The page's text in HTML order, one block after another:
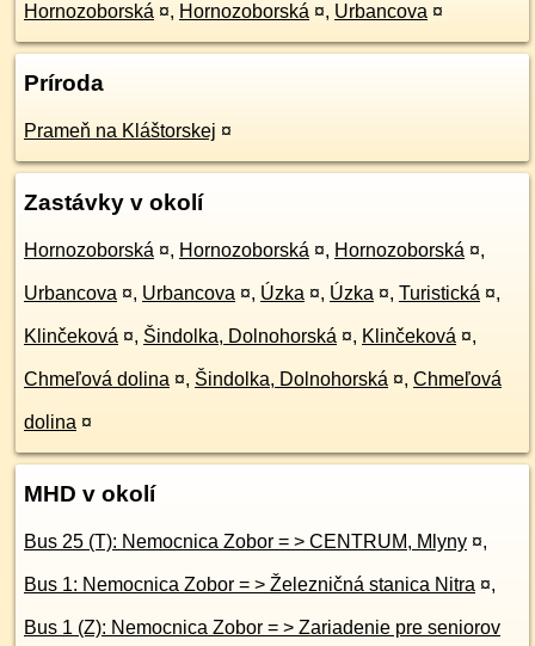
Hornozoborská ¤, Hornozoborská ¤, Urbancova ¤
Príroda
Prameň na Kláštorskej ¤
Zastávky v okolí
Hornozoborská ¤, Hornozoborská ¤, Hornozoborská ¤,
Urbancova ¤, Urbancova ¤, Úzka ¤, Úzka ¤, Turistická ¤,
Klinčeková ¤, Šindolka, Dolnohorská ¤, Klinčeková ¤,
Chmeľová dolina ¤, Šindolka, Dolnohorská ¤, Chmeľová
dolina ¤
MHD v okolí
Bus 25 (T): Nemocnica Zobor = > CENTRUM, Mlyny ¤,
Bus 1: Nemocnica Zobor = > Železničná stanica Nitra ¤,
Bus 1 (Z): Nemocnica Zobor = > Zariadenie pre seniorov